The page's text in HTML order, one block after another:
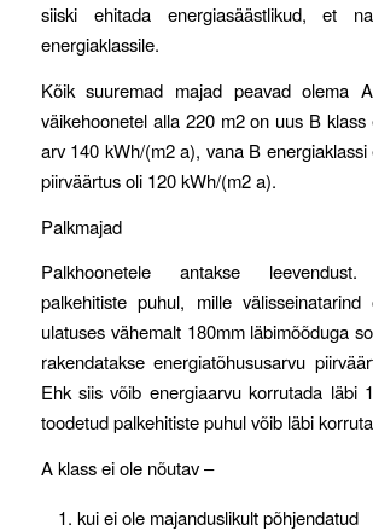
siiski ehitada energiasäästlikud, et
energiaklassile.
Kõik suuremad majad peavad olema
väikehoonetel alla 220 m2 on uus B klass
arv 140 kWh/(m2 a), vana B energiaklassi
piirväärtus oli 120 kWh/(m2 a).
Palkmajad
Palkhoonetele antakse leevendust.
palkehitiste puhul, mille
ulatuses vähemalt 180mm läbimõõduga
rakendatakse energiatõhususarvu
Ehk siis võib energiaarvu korrutada läbi
toodetud palkehitiste puhul võib läbi
A klass ei ole nõutav –
kui ei ole majanduslikult põhjendatud